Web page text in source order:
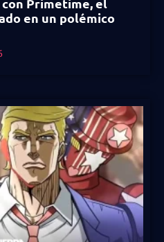
Primetime, el
en un polémico